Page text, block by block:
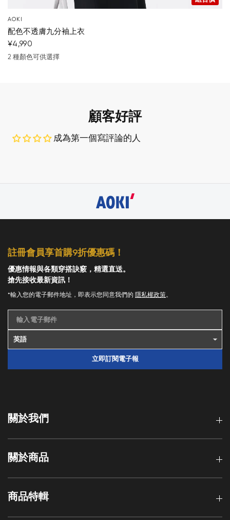
AOKI
配色不透膚九分袖上衣
¥4,990
米色白色
2 種顏色可供選擇
顧客好評
成為第一個寫評論的人
關於我們
關於商品
商品特輯
註冊會員享首購9折優惠碼！
優惠情報與各類穿搭訣竅，精選直送。
搶先接收最新資訊！
*輸入您的電子郵件地址，即表示您同意我們的 隱私權政策。
輸入電子郵件
立即訂閱電子報